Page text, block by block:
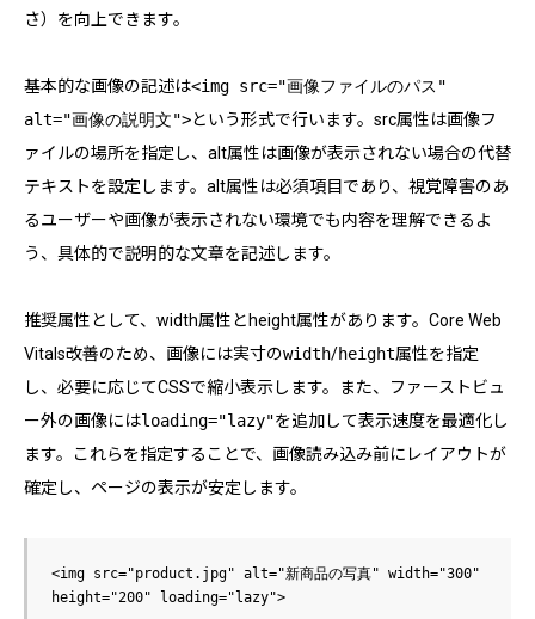
さ）を向上できます。
基本的な画像の記述は<img src="画像ファイルのパス"
alt="画像の説明文">という形式で行います。src属性は画像フ
ァイルの場所を指定し、alt属性は画像が表示されない場合の代替
テキストを設定します。alt属性は必須項目であり、視覚障害のあ
るユーザーや画像が表示されない環境でも内容を理解できるよ
う、具体的で説明的な文章を記述します。
推奨属性として、width属性とheight属性があります。Core Web
Vitals改善のため、画像には実寸のwidth/height属性を指定
し、必要に応じてCSSで縮小表示します。また、ファーストビュ
ー外の画像にはloading="lazy"を追加して表示速度を最適化し
ます。これらを指定することで、画像読み込み前にレイアウトが
確定し、ページの表示が安定します。
<img src="product.jpg" alt="新商品の写真" width="300"